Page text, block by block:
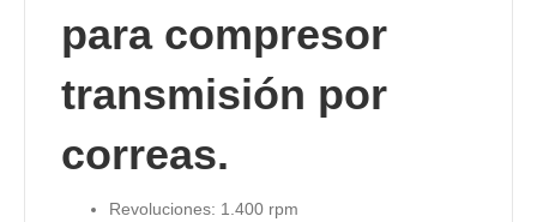
para compresor
transmisión por
correas.
Revoluciones: 1.400 rpm